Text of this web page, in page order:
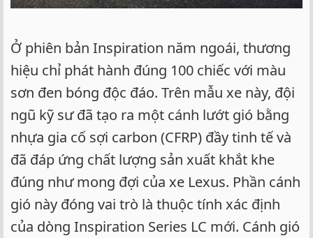
Ở phiên bản Inspiration năm ngoái, thương
hiệu chỉ phát hành đúng 100 chiếc với màu
sơn đen bóng độc đáo. Trên mẫu xe này, đội
ngũ kỹ sư đã tạo ra một cánh lướt gió bằng
nhựa gia cố sợi carbon (CFRP) đầy tinh tế và
đã đáp ứng chất lượng sản xuất khắt khe
đúng như mong đợi của xe Lexus. Phần cánh
gió này đóng vai trò là thuộc tính xác định
của dòng Inspiration Series LC mới. Cánh gió